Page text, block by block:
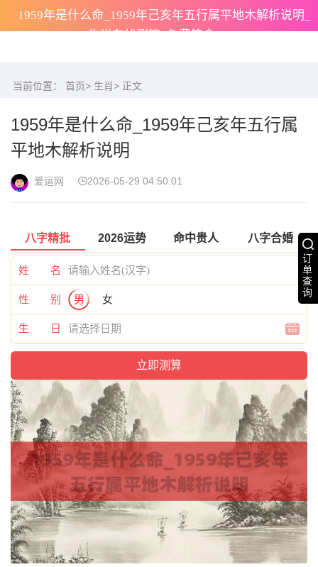
1959年是什么命_1959年己亥年五行属平地木解析说明_
生肖在线测算_免费算命
订
单
查
询
当前位置： 首页> 生肖> 正文
1959年是什么命_1959年己亥年五行属
平地木解析说明
爱运网 2026-05-29 04:50:01
八字精批 2026运势 命中贵人 八字合婚
姓 名
性 别 男 女
生 日